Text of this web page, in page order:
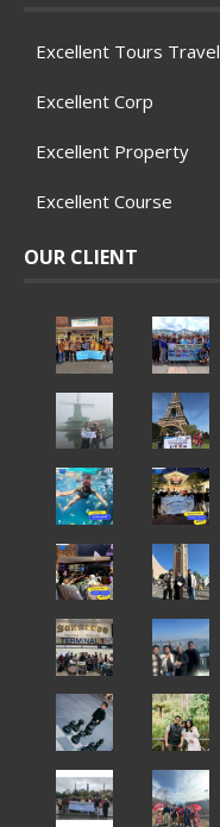
Excellent Tours Travel
Excellent Corp
Excellent Property
Excellent Course
OUR CLIENT